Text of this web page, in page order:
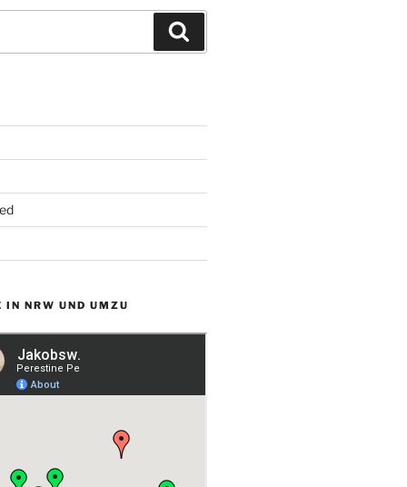
IN NRW UND UMZU